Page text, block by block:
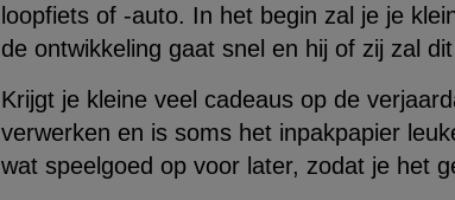
loopfiets of -auto. In het begin zal je je
de ontwikkeling gaat snel en hij of zij zal
Krijgt je kleine veel cadeaus op de
verwerken en is soms het inpakpapier
wat speelgoed op voor later, zodat je het